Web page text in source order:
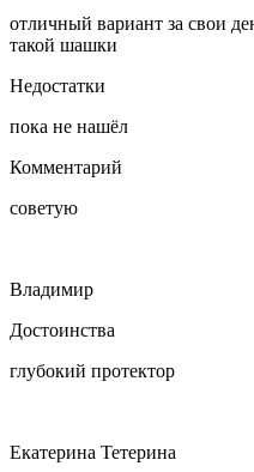
отличный вариант за свои
такой шашки
Недостатки
пока не нашёл
Комментарий
советую
Владимир
Достоинства
глубокий протектор
Екатерина Тетерина